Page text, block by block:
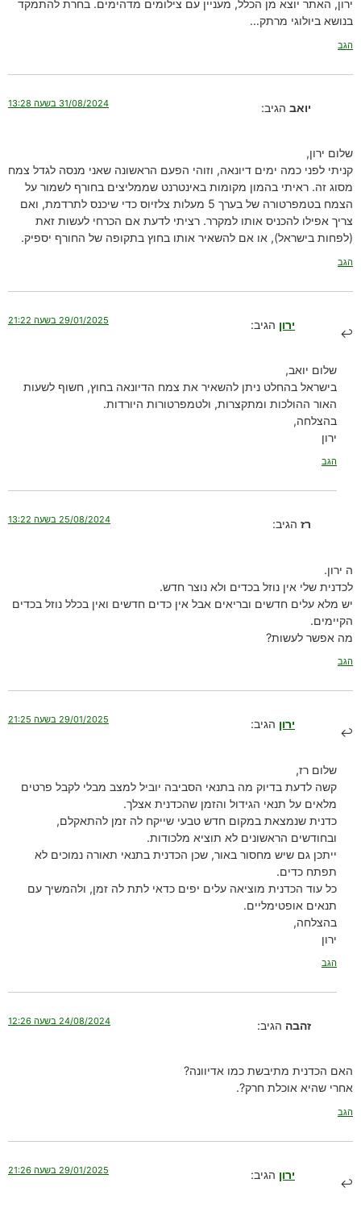
ירון, האתר יוצא מן הכלל, מעניין עם צילומים מדהימים. בחרת להתמקד
בנושא ביולוגי מרתק…
הגב
יואב הגיב: 31/08/2024 בשעה 13:28
שלום ירון,
קניתי לפני כמה ימים דיונאה, וזוהי הפעם הראשונה שאני מנסה לגדל צמח
מסוג זה. ראיתי בהמון מקומות באינטרנט שממליצים בחורף לשמור על
הצמח בטמפרטורה של בערך 5 מעלות צלזיוס כדי שיכנס לתרדמת, ואם
צריך אפילו להכניס אותו למקרר. רציתי לדעת אם הכרחי לעשות זאת
(לפחות בישראל), או אם להשאיר אותו בחוץ בתקופה של החורף יספיק.
הגב
ירון הגיב: 29/01/2025 בשעה 21:22
שלום יואב,
בישראל בהחלט ניתן להשאיר את צמח הדיונאה בחוץ, חשוף לשעות
האור ההולכות ומתקצרות, ולטמפרטורות היורדות.
בהצלחה,
ירון
הגב
רז הגיב: 25/08/2024 בשעה 13:22
ה ירון.
לכדנית שלי אין נוזל בכדים ולא נוצר חדש.
יש מלא עלים חדשים ובריאים אבל אין כדים חדשים ואין בכלל נוזל בכדים
הקיימים.
מה אפשר לעשות?
הגב
ירון הגיב: 29/01/2025 בשעה 21:25
שלום רז,
קשה לדעת בדיוק מה בתנאי הסביבה יוביל למצב מבלי לקבל פרטים
מלאים על תנאי הגידול והזמן שהכדנית אצלך.
כדנית שנמצאת במקום חדש טבעי שייקח לה זמן להתאקלם,
ובחודשים הראשונים לא תוציא מלכודות.
ייתכן גם שיש מחסור באור, שכן הכדנית בתנאי תאורה נמוכים לא
תפתח כדים.
כל עוד הכדנית מוציאה עלים יפים כדאי לתת לה זמן, ולהמשיך עם
תנאים אופטימליים.
בהצלחה,
ירון
הגב
זהבה הגיב: 24/08/2024 בשעה 12:26
האם הכדנית מתיבשת כמו אדיוונה?
אחרי שהיא אוכלת חרק?.
הגב
ירון הגיב: 29/01/2025 בשעה 21:26